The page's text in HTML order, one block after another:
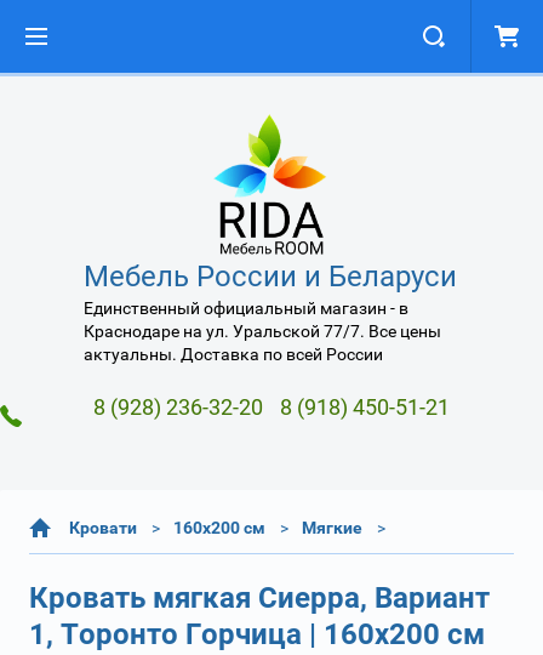
Мебель России и Беларуси
Единственный официальный магазин - в
Краснодаре на ул. Уральской 77/7. Все цены
актуальны. Доставка по всей России
8 (928) 236-32-20 8 (918) 450-51-21
Кровати 160х200 см Мягкие
Кровать мягкая Сиерра, Вариант
1, Торонто Горчица | 160х200 см